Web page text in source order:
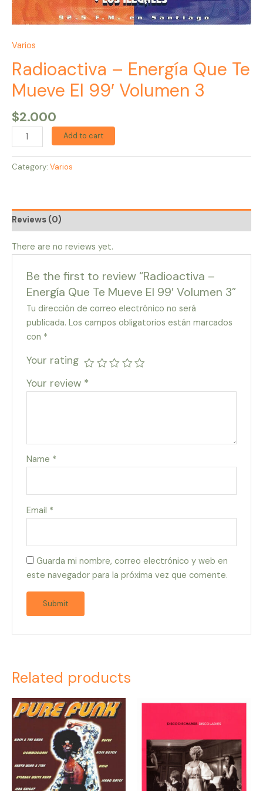
Varios
Radioactiva – Energía Que Te
Mueve El 99′ Volumen 3
$2.000
Add to cart
Category: Varios
Reviews (0)
There are no reviews yet.
Be the first to review “Radioactiva –
Energía Que Te Mueve El 99′ Volumen 3”
Tu dirección de correo electrónico no será
publicada. Los campos obligatorios están marcados
con *
Your rating
Your review *
Name *
Email *
Guarda mi nombre, correo electrónico y web en
este navegador para la próxima vez que comente.
Related products